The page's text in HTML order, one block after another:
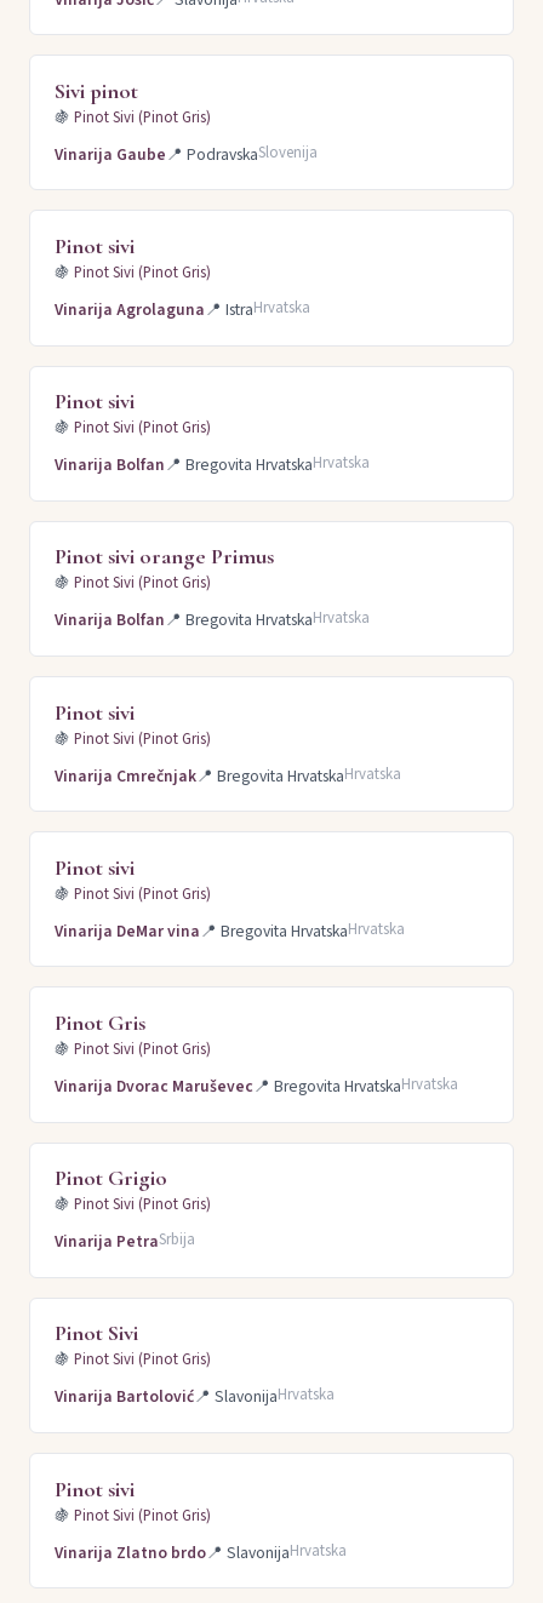
Sivi pinot
🍇 Pinot Sivi (Pinot Gris)
Vinarija Gaube📍 PodravskaSlovenija
Pinot sivi
🍇 Pinot Sivi (Pinot Gris)
Vinarija Agrolaguna📍 IstraHrvatska
Pinot sivi
🍇 Pinot Sivi (Pinot Gris)
Vinarija Bolfan📍 Bregovita HrvatskaHrvatska
Pinot sivi orange Primus
🍇 Pinot Sivi (Pinot Gris)
Vinarija Bolfan📍 Bregovita HrvatskaHrvatska
Pinot sivi
🍇 Pinot Sivi (Pinot Gris)
Vinarija Cmrečnjak📍 Bregovita HrvatskaHrvatska
Pinot sivi
🍇 Pinot Sivi (Pinot Gris)
Vinarija DeMar vina📍 Bregovita HrvatskaHrvatska
Pinot Gris
🍇 Pinot Sivi (Pinot Gris)
Vinarija Dvorac Maruševec📍 Bregovita HrvatskaHrvatska
Pinot Grigio
🍇 Pinot Sivi (Pinot Gris)
Vinarija PetraSrbija
Pinot Sivi
🍇 Pinot Sivi (Pinot Gris)
Vinarija Bartolović📍 SlavonijaHrvatska
Pinot sivi
🍇 Pinot Sivi (Pinot Gris)
Vinarija Zlatno brdo📍 SlavonijaHrvatska